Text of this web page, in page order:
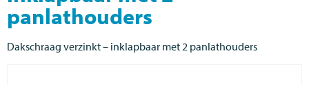
panlathouders
Dakschraag verzinkt – inklapbaar met 2 panlathouders